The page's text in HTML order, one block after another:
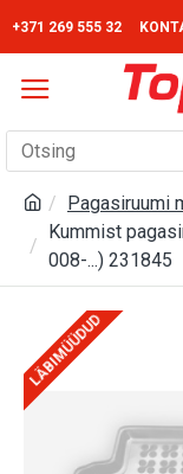
+371 269 555 32
Pagasiruumi
Kummist
008-...) 231845
LÄBIMÜÜDUD